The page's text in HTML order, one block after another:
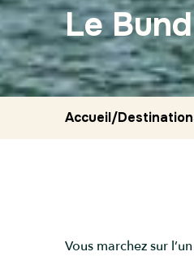
Le Bund
Accueil/
Vous marchez sur